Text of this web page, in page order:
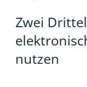
Zwei
nutzen